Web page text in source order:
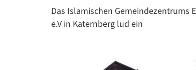
Das Islamischen Gemeindezentrums
e.V in Katernberg lud ein